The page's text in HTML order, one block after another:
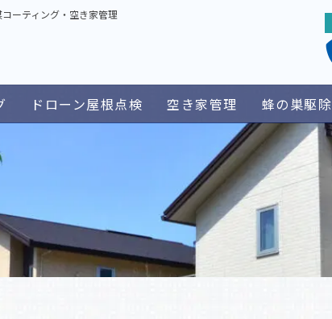
ーティング・空き家管理
ドローン屋根点検 空き家管理 蜂の巣駆除